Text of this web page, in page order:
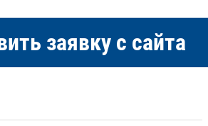
заявку с сайта